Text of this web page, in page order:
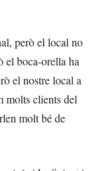
però el local no
el boca-orella ha
el nostre local a
molts clients del
molt bé de